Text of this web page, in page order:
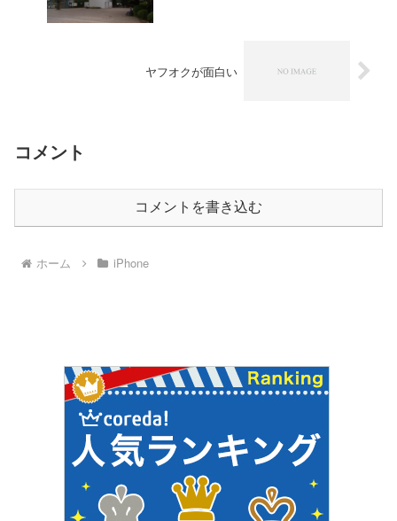
ヤフオクが面白い
コメント
コメントを書き込む
ホーム iPhone